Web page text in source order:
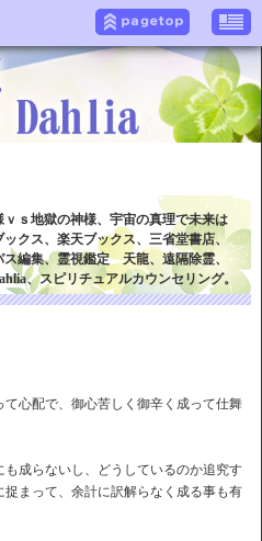
ｓ地獄の神様、宇宙の真理で未来は
クス、楽天ブックス、三省堂書店、
ス編集、霊視鑑定 天龍、遠隔除霊、
、スピリチュアルカウンセリング。
心配で、御心苦しく御辛く成って仕舞
成らないし、どうしているのか追究す
まって、余計に訳解らなく成る事も有